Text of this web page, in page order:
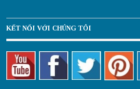
KẾT NỐI VỚI CHÚNG TÔI